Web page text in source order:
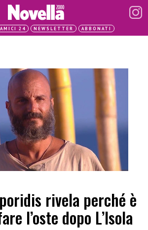
AMICI 24 NEWSLETTER ABBONATI
rivela perché è
l’oste dopo L’Isola